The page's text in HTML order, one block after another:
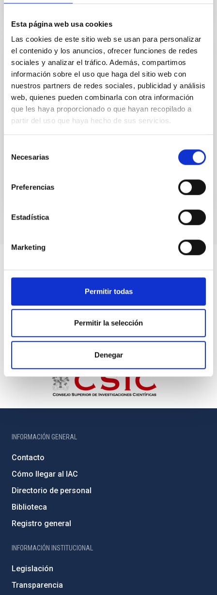
Esta página web usa cookies
Las cookies de este sitio web se usan para personalizar
el contenido y los anuncios, ofrecer funciones de redes
sociales y analizar el tráfico. Además, compartimos
información sobre el uso que haga del sitio web con
nuestros partners de redes sociales, publicidad y análisis
web, quienes pueden combinarla con otra información
que les haya proporcionado o que hayan recopilado a
partir del uso que haya hecho de sus servicios.
Necesarias
Preferencias
Estadística
Marketing
Permitir todas
Permitir la selección
Denegar
ACUERDOS INTERNACIONALES
Adenda al protocolo sobre cooperación en
materia de astrofísica
Addenda al Protocolo sobre Cooperación en Materia
de Astrofísica entre los Gobiernos del Reino de
España, Reino de Dinamarca, Reino Unido de Gran
Fecha
INFORMACIÓN GENERAL
Contacto
Cómo llegar al IAC
Directorio de personal
Biblioteca
Registro general
INFORMACIÓN INSTITUCIONAL
Legislación
Transparencia